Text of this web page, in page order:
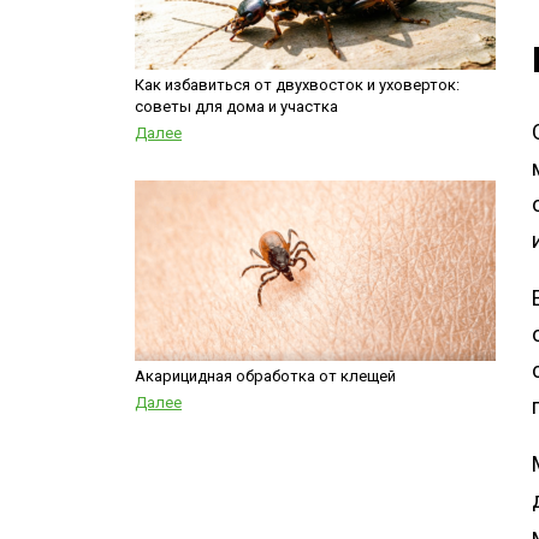
Как избавиться от двухвосток и уховерток:
советы для дома и участка
Далее
Акарицидная обработка от клещей
Далее